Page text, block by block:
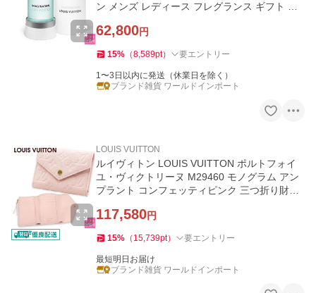
ン メンズ レディース フレグランス ギフト プ
62,800円
15% （8,589pt） 要エントリー
1〜3日以内に発送（休業日を除く）
ブランド雑貨 ワールドインポート
LOUIS VUITTON
ルイヴィトン LOUIS VUITTON ポルトフォイ
ユ・ヴィクトリーヌ M29460 モノグラム アン
プラント コンフェッティピンク 三つ折り財布
117,580円
15% （ 15,739pt） 要エントリー
最短明日お届け
ブランド雑貨 ワールドインポート